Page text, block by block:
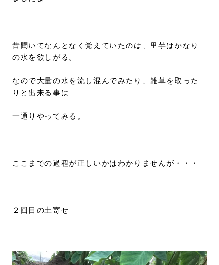
昔聞いてなんとなく覚えていたのは、里芋はかなり
の水を欲しがる。
なので大量の水を流し混んでみたり、雑草を取った
りと出来る事は
一通りやってみる。
ここまでの過程が正しいかはわかりませんが・・・
２回目の土寄せ